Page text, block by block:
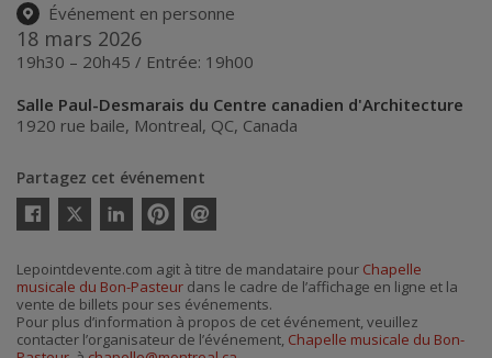
Événement en personne
18 mars 2026
19h30 – 20h45 / Entrée: 19h00
Salle Paul-Desmarais du Centre canadien d'Architecture
1920 rue baile, Montreal, QC, Canada
Partagez cet événement
Twitter
courriel
Lepointdevente.com agit à titre de mandataire pour Chapelle
musicale du Bon-Pasteur dans le cadre de l’affichage en ligne et la
vente de billets pour ses événements.
Pour plus d’information à propos de cet événement, veuillez
contacter l’organisateur de l’événement, Chapelle musicale du Bon-